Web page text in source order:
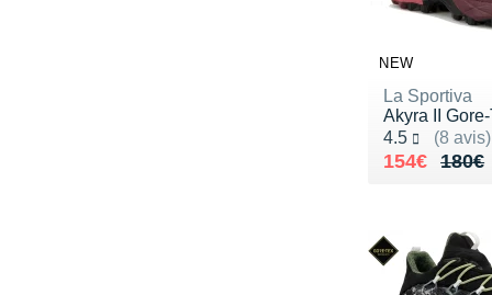
NEW
La Sportiva
Akyra II
4.5
(8 avis)
Noté 4.5 sur 5
180€
Au lieu de
154€
Vendu 154€